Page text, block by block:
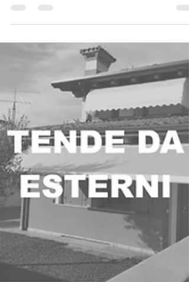
hai una copertura che ti protegga dal sole